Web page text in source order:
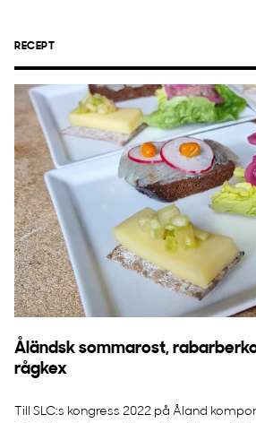
RECEPT
Åländsk sommarost,
rågkex
Till SLC:s kongress 2022 på Åland